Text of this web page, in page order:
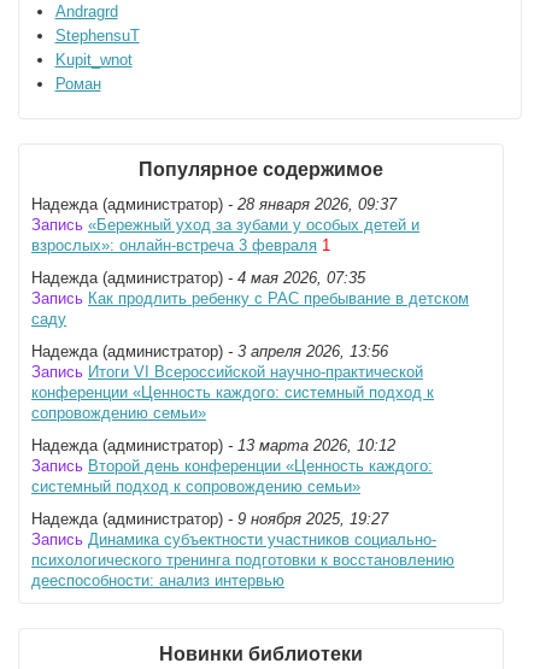
Andragrd
StephensuT
Kupit_wnot
Роман
Популярное содержимое
Надежда (администратор) - 28 января 2026, 09:37
Запись «Бережный уход за зубами у особых детей и
взрослых»: онлайн-встреча 3 февраля 1
Надежда (администратор) - 4 мая 2026, 07:35
Запись Как продлить ребенку с РАС пребывание в детском
саду
Надежда (администратор) - 3 апреля 2026, 13:56
Запись Итоги VI Всероссийской научно-практической
конференции «Ценность каждого: системный подход к
сопровождению семьи»
Надежда (администратор) - 13 марта 2026, 10:12
Запись Второй день конференции «Ценность каждого:
системный подход к сопровождению семьи»
Надежда (администратор) - 9 ноября 2025, 19:27
Запись Динамика субъектности участников социально-
психологического тренинга подготовки к восстановлению
дееспособности: анализ интервью
Новинки библиотеки